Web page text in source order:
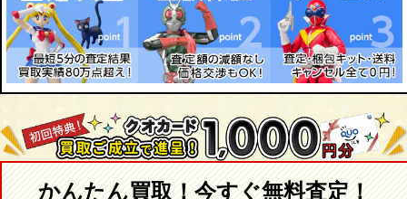
シーボーズ
ウルトラセブン
ウルトラセブン Ver.2.0
ニセウルトラセブン
モロボシダン
モロボシダン リニューアル
モロボシダン MAC隊員
友里アンヌ
メトロン星人
MARVELキャラクター
DCキャラクター
METAL GEAR SOLID
TOKYO TRIBE
人造人間キカイダー / キカイダー01
ブルース・リー
アニメ・コミック
ゲーム
MOVIE・TV
かんたん買取！今すぐ無料査定！